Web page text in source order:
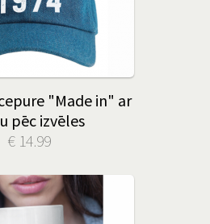
"Made in" ar
pēc izvēles
€ 14.99